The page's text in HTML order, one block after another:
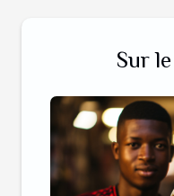
Sur